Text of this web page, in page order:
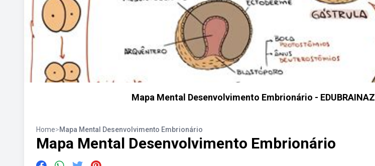
Mapa Mental Desenvolvimento Embrionário - EDUBRAINAZ
Home>Mapa Mental Desenvolvimento Embrionário
Mapa Mental Desenvolvimento Embrionário